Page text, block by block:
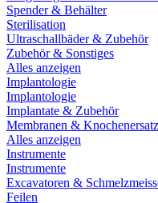
Spender & Behälter
Sterilisation
Ultraschallbäder & Zubehör
Zubehör & Sonstiges
Alles anzeigen
Implantologie
Implantologie
Implantate & Zubehör
Membranen &
Alles anzeigen
Instrumente
Instrumente
Excavatoren &
Feilen